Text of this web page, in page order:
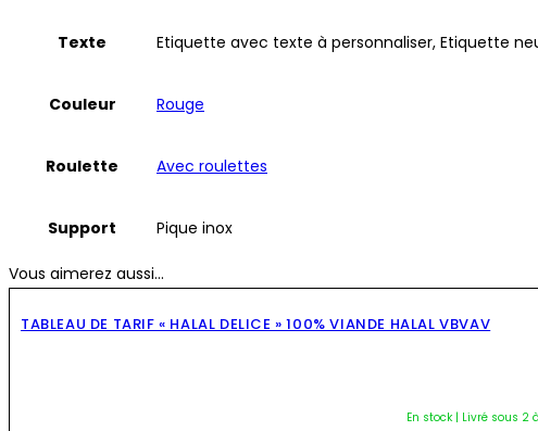
Texte Etiquette avec texte à personnaliser, Etiquette
Couleur Rouge
Roulette Avec roulettes
Support Pique inox
Vous aimerez aussi...
TABLEAU DE TARIF « HALAL DELICE » 100% VIANDE HALAL VBVAV
En stock | Livré sous 2